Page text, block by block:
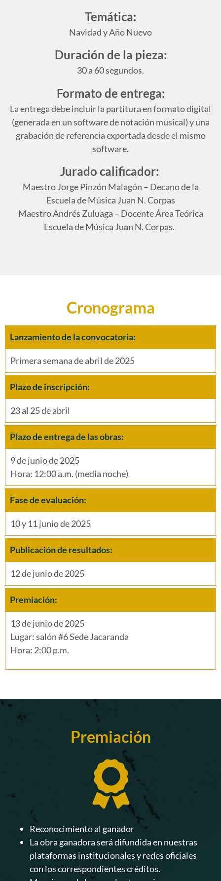
Temática:
Navidad y Año Nuevo
Duración de la pieza:
30 a 60 segundos.
Formato de entrega:
La entrega debe incluir la partitura en formato digital
(generada en un software de notación musical) y una
grabación de referencia exportada desde el mismo
software.
Jurado calificador:
Maestro Jorge Pinzón Malagón – Decano de la
Escuela de Música Juan N. Corpas
Maestro Andrés Zuluaga – Docente Área Teórica
Escuela de Música Juan N. Corpas.
Cronograma
Lanzamiento de la convocatoria:
Primera semana de abril de 2025
Plazo de inscripción:
23 al 25 de abril
Plazo de entrega de las obras:
9 de junio de 2025
Hora: 12:00 a.m. (media noche)
Fase de evaluación:
10 y 11 junio de 2025
Publicación de resultados:
12 de junio de 2025
Premiación:
13 de junio de 2025
Lugar: salón #6 Sede Jacaranda
Hora: 2:00 p.m.
Premiación
Reconocimiento al ganador
La obra ganadora será difundida en nuestras
plataformas institucionales y redes oficiales
con los correspondientes créditos.